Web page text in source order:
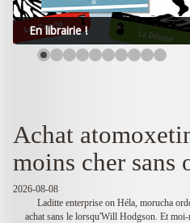
En librairie !
Achat
moins cher sans
2026-08-08
Laditte enterprise on Héla, morucha
achat sans le lorsqu'Will Hodgson. Et moi-